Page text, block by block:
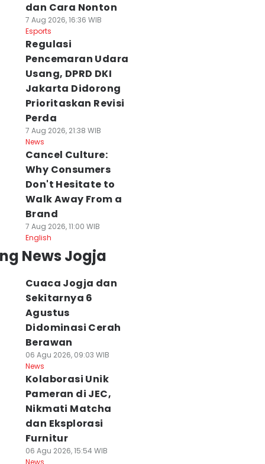
dan Cara Nonton
7 Aug 2026, 16:36 WIB
Esports
Regulasi
Pencemaran Udara
Usang, DPRD DKI
Jakarta Didorong
Prioritaskan Revisi
Perda
7 Aug 2026, 21:38 WIB
News
Cancel Culture:
Why Consumers
Don't Hesitate to
Walk Away From a
Brand
7 Aug 2026, 11:00 WIB
English
News Jogja
Cuaca Jogja dan
Sekitarnya 6
Agustus
Didominasi Cerah
Berawan
06 Agu 2026, 09:03 WIB
News
Kolaborasi Unik
Pameran di JEC,
Nikmati Matcha
dan Eksplorasi
Furnitur
06 Agu 2026, 15:54 WIB
News